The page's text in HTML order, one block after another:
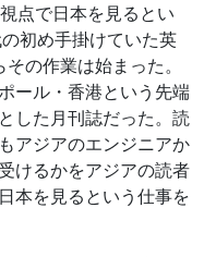
点で日本を見るとい
初め手掛けていた英
の作業は始まった。
ール・香港という先端
した月刊誌だった。読
アジアのエンジニアか
けるかをアジアの読者
本を見るという仕事を